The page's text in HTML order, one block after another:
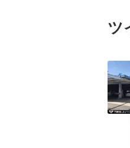
ツ